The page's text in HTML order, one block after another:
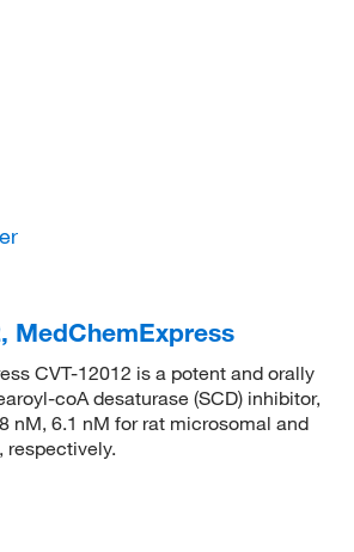
MedChemExpress
CVT-12012 is a potent and orally
coA desaturase (SCD) inhibitor,
nM, 6.1 nM for rat microsomal and
respectively.